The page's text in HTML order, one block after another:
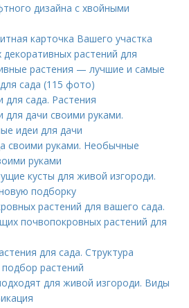
дизайна с хвойными
карточка Вашего участка
растений для
растения — лучшие и самые
сада (115 фото)
для сада. Растения
для дачи своими руками.
идеи для дачи
своими руками. Необычные
руками
кусты для живой изгороди.
подборку
растений для вашего сада.
почвопокровных растений для
для сада. Структура
растений
для живой изгороди. Виды